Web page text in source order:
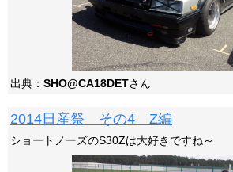
出典： SHO@CA18DETさん
2014日産祭 その4 Z編
ショートノーズのS30Zは大好きですね～